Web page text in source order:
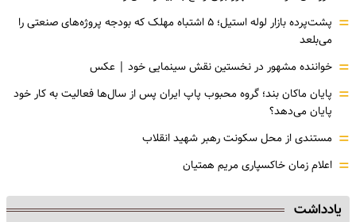
=
پشت‌پرده بازار لوله استیل؛ ۵ اشتباه مهلک که بودجه پروژه‌های صنعتی را
می‌بلعد
= خواننده مشهور در نخستین نقش سینمایی خود |‌ عکس
= پایان ماکان بند؛ گروه محبوب پاپ ایران پس از سال‌ها فعالیت به کار خود
پایان می‌دهد؟
= مستندی از محل سکونت رهبر شهید انقلاب
= اعلام زمان خاکسپاری مریم همتیان
یادداشت